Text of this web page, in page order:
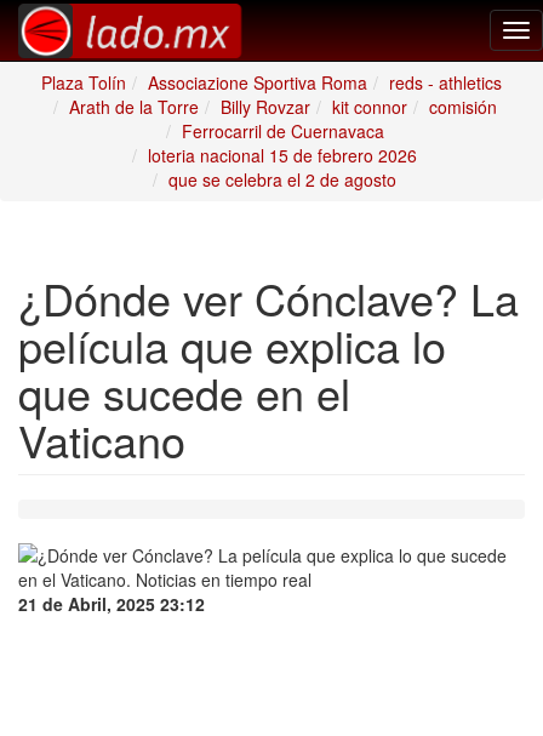
Plaza Tolín
Associazione Sportiva Roma
reds - athletics
Arath de la Torre
Billy Rovzar kit connor
comisión
Ferrocarril de Cuernavaca
loteria nacional 15 de febrero 2026
que se celebra el 2 de agosto
¿Dónde ver Cónclave? La
película que explica lo
que sucede en el
Vaticano
21 de Abril, 2025 23:12